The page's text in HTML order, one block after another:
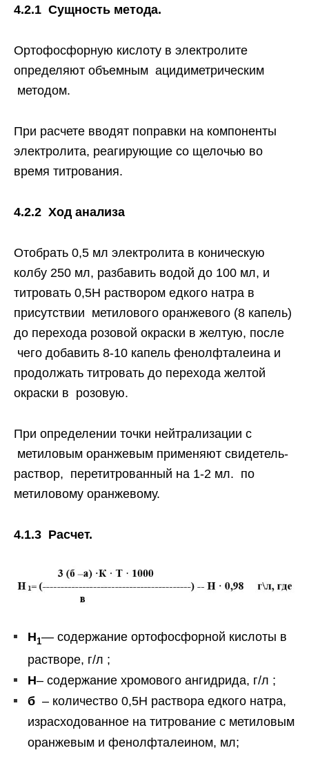
4.2.1 Сущность метода.
Ортофосфорную кислоту в электролите
определяют объемным ацидиметрическим
методом.
При расчете вводят поправки на компоненты
электролита, реагирующие со щелочью во
время титрования.
4.2.2 Ход анализа
Отобрать 0,5 мл электролита в коническую
колбу 250 мл, разбавить водой до 100 мл, и
титровать 0,5Н раствором едкого натра в
присутствии метилового оранжевого (8 капель)
до перехода розовой окраски в желтую, после
чего добавить 8-10 капель фенолфталеина и
продолжать титровать до перехода желтой
окраски в розовую.
При определении точки нейтрализации с
метиловым оранжевым применяют свидетель-
раствор, перетитрованный на 1-2 мл. по
метиловому оранжевому.
4.1.3 Расчет.
Н1— содержание ортофосфорной кислоты в
растворе, г/л ;
Н– содержание хромового ангидрида, г/л ;
б – количество 0,5Н раствора едкого натра,
израсходованное на титрование с метиловым
оранжевым и фенолфталеином, мл;